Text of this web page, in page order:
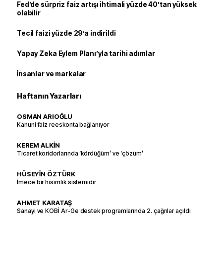
Fed’de sürpriz faiz artışı ihtimali yüzde 40’tan yüksek
olabilir
Tecil faizi yüzde 29’a indirildi
Yapay Zeka Eylem Planı’yla tarihi adımlar
İnsanlar ve markalar
Haftanın Yazarları
OSMAN ARIOĞLU
Kanuni faiz reeskonta bağlanıyor
KEREM ALKİN
Ticaret koridorlarında ‘kördüğüm’ ve ‘çözüm’
HÜSEYİN ÖZTÜRK
İmece bir hısımlık sistemidir
AHMET KARATAŞ
Sanayi ve KOBİ Ar-Ge destek programlarında 2. çağrılar açıldı